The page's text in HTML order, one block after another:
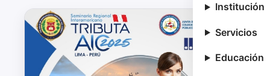
Institución
Servicios
Educación